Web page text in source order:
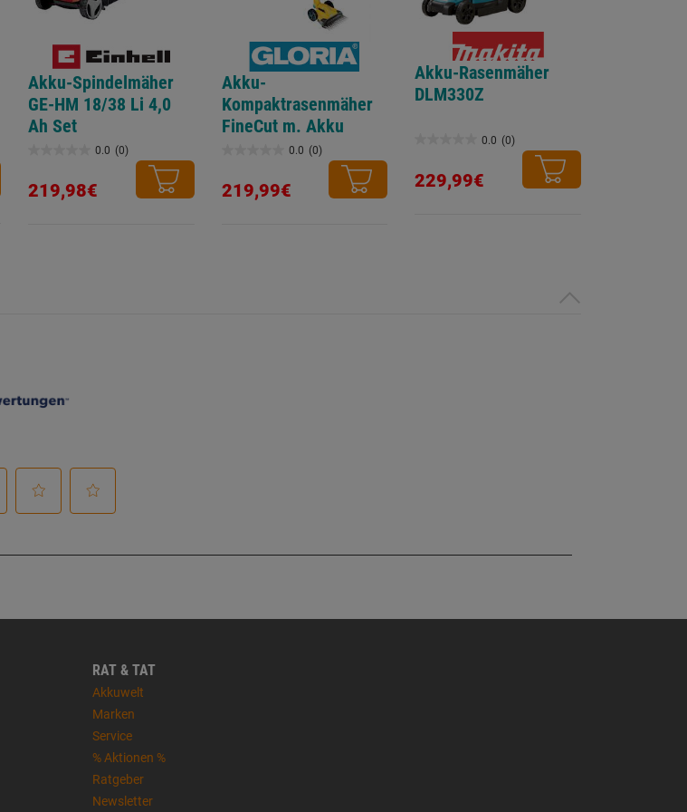
Akku-Spindelmäher
GE-HM 18/38 Li 4,0
Ah Set
0.0 (0)
von
219,98€
Akku-
Kompaktrasenmäher
FineCut m. Akku
0.0 (0)
von
219,99€
Akku-Rasenmäher
DLM330Z
0.0 (0)
von
229,99€
RAT & TAT
Akkuwelt
Marken
Service
% Aktionen %
Ratgeber
Newsletter